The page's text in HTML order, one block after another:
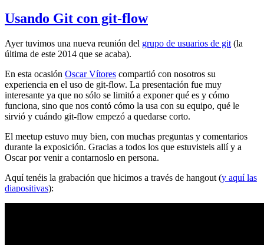
Usando Git con git-flow
Ayer tuvimos una nueva reunión del grupo de usuarios de git (la
última de este 2014 que se acaba).
En esta ocasión Oscar Vítores compartió con nosotros su
experiencia en el uso de git-flow. La presentación fue muy
interesante ya que no sólo se limitó a exponer qué es y cómo
funciona, sino que nos contó cómo la usa con su equipo, qué le
sirvió y cuándo git-flow empezó a quedarse corto.
El meetup estuvo muy bien, con muchas preguntas y comentarios
durante la exposición. Gracias a todos los que estuvisteis allí y a
Oscar por venir a contarnoslo en persona.
Aquí tenéis la grabación que hicimos a través de hangout (y aquí las
diapositivas):